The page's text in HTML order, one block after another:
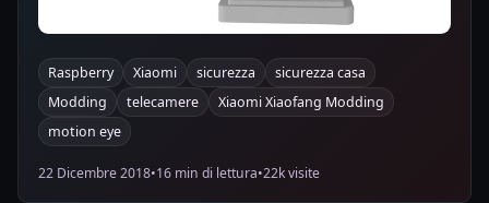
Raspberry Xiaomi sicurezza
sicurezza casa
Modding
telecamere
Xiaomi Xiaofang Modding
motion eye
22 Dicembre 2018•16 min di lettura•22k visite